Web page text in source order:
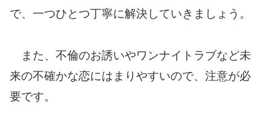
で、一つひとつ丁寧に解決していきましょう。
また、不倫のお誘いやワンナイトラブなど未
来の不確かな恋にはまりやすいので、注意が必
要です。